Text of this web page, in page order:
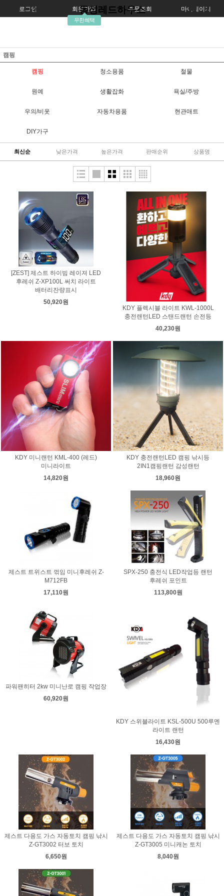
로그인 회원가입
무한혜택
주문조회 마이페이지
동성레드하우스
캠핑
캠핑 청소용품 철물
원예 생활잡화 욕실/주방
우의/비옷 자동차용품 현관매트
DIY가구
최신순 낮은가격 높은가격 판매순위 상품명
[ZEST] 제스트 하이빔 레이져 LED
후레쉬 Z-XP100L 써치 라이트
배터리잔량표시
50,920원
KDY 플렉시블 라이트 KWL-1000L
충전랜턴LED 스탠드랜턴 손전등
40,230원
KDY 미니랜턴 KML-400 (레드)
미니라이트
14,820원
KDY 충전랜턴LED 캠핑 낚시등
2IN1캠핑랜턴 감성랜턴
18,960원
제스트 트위스트 꺾임 미니후레쉬 Z-
M712FB
17,110원
SPX-250 충전식 LED작업등 랜턴
후레쉬 포인트
113,800원
파워팬히터 2kw 미니난로 캠핑 작업장
60,920원
KDY 스위블라이트 KSL-500U 500루멘
라이트 랜턴
16,430원
제스트 다용도 가스 자동토치 캠핑 낚시
Z-GT3002 터보 토치
6,650원
제스트 다용도 가스 자동토치 캠핑 낚시
Z-GT3005 미니캐논 토치
8,040원